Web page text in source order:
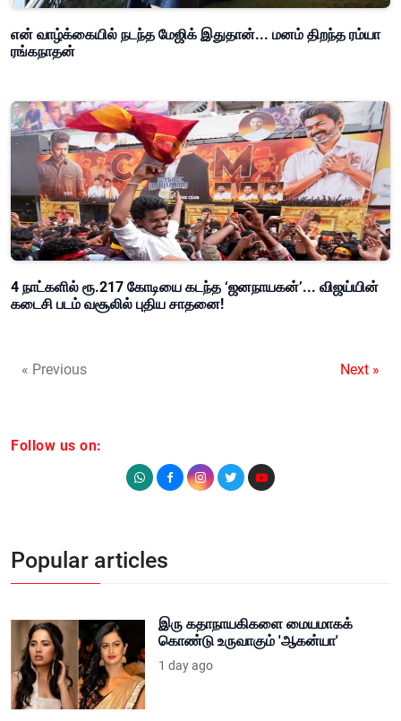
என் வாழ்க்கையில் நடந்த மேஜிக் இதுதான்... மனம் திறந்த ரம்யா
ரங்கநாதன்
4 நாட்களில் ரூ.217 கோடியை கடந்த ‘ஜனநாயகன்’... விஜய்யின்
கடைசி படம் வசூலில் புதிய சாதனை!
« Previous Next »
Follow us on:
Popular articles
இரு கதாநாயகிகளை மையமாகக்
கொண்டு உருவாகும் 'ஆகன்யா'
1 day ago